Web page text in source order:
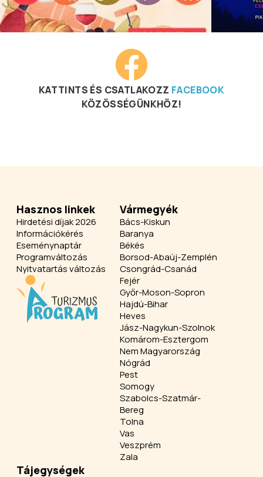
KATTINTS ÉS CSATLAKOZZ FACEBOOK
KÖZÖSSÉGÜNKHÖZ!
Hasznos linkek
Hirdetési díjak 2026
Információkérés
Eseménynaptár
Programváltozás
Nyitvatartás változás
Vármegyék
Bács-Kiskun
Baranya
Békés
Borsod-Abaúj-Zemplén
Csongrád-Csanád
Fejér
Győr-Moson-Sopron
Hajdú-Bihar
Heves
Jász-Nagykun-Szolnok
Komárom-Esztergom
Nem Magyarország
Nógrád
Pest
Somogy
Szabolcs-Szatmár-
Bereg
Tolna
Vas
Veszprém
Zala
Tájegységek